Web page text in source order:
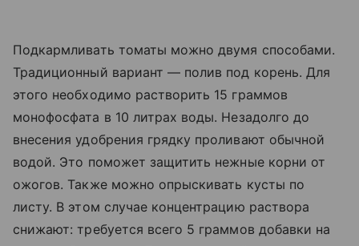
Подкармливать томаты можно двумя способами.
Традиционный вариант — полив под корень. Для
этого необходимо растворить 15 граммов
монофосфата в 10 литрах воды. Незадолго до
внесения удобрения грядку проливают обычной
водой. Это поможет защитить нежные корни от
ожогов. Также можно опрыскивать кусты по
листу. В этом случае концентрацию раствора
снижают: требуется всего 5 граммов добавки на